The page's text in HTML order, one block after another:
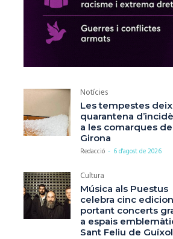
Notícies
Les tempestes
quarantena
a les comarques de
Girona
Redacció - 6 d'agost de 2026
Cultura
Música als Puestus
celebra cinc
portant concerts
a espais
Sant Feliu de